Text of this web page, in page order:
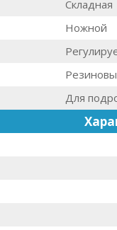
Складная
Ножной
Для